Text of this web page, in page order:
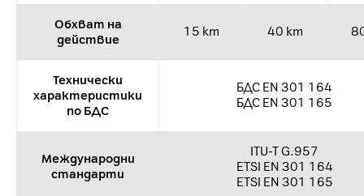
Обхват на
действие
15 km 40 km
Технически
характеристики
по БДС
БДС EN 301 164
БДС EN 301 165
Международни
стандарти
ITU-T G.957
ETSI EN 301 164
ETSI EN 301 165